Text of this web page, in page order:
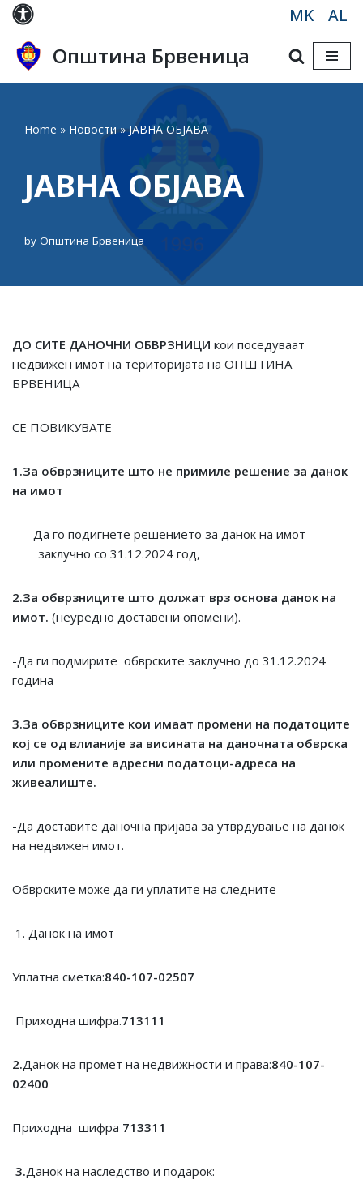
Skip
to
content
MK AL
Општина Брвеница
Home » Новости»ЈАВНА ОБЈАВА
ЈАВНА ОБЈАВА
by Општина Брвеница
ДО СИТЕ ДАНОЧНИ ОБВРЗНИЦИ кои поседуваат
недвижен имот на територијата на ОПШТИНА
БРВЕНИЦА
СЕ ПОВИКУВАТЕ
1.За обврзниците што не примиле решение за данок
на имот
-Да го подигнете решението за данок на имот
заклучно со 31.12.2024 год,
2.За обврзниците што должат врз основа данок на
имот. (неуредно доставени опомени).
-Да ги подмирите обврските заклучно до 31.12.2024
година
3.За обврзниците кои имаат промени на податоците
кој се од влианије за висината на даночната обврска
или промените адресни податоци-адреса на
живеалиште.
-Да доставите даночна пријава за утврдување на данок
на недвижен имот.
Обврските може да ги уплатите на следните
Данок на имот
Уплатна сметка:840-107-02507
Приходна шифра.713111
2.Данок на промет на недвижности и права:840-107-
02400
Приходна шифра 713311
3.Данок на наследство и подарок: